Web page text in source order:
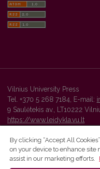
Vilnius University Press
Tel. +370 5 268 7184, E-mail:
9 Saulėtekis av., LT10222
https://www.leidykla.vu.lt
Vilnius University Press
By clicking “Accept All
on your device to enhance site
assist in our marketing efforts.